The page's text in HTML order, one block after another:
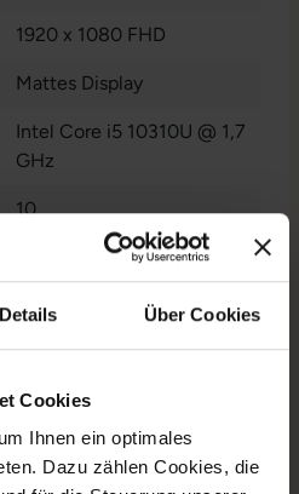
Details Über Cookies
Cookies
Ihnen ein optimales
Dazu zählen Cookies, die
1920 x 1080 FHD
Mattes Display
Intel Core i5 10310U @ 1,7
GHz
10
250 GB SSD
16 GB DDR4
Ja
Nein